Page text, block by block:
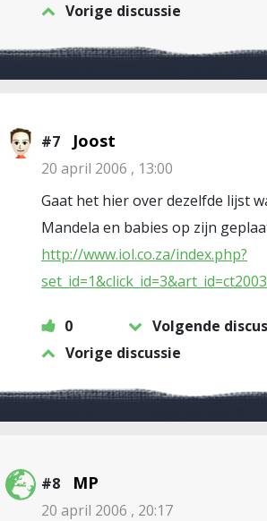
Vorige discussie
#7 Joost
20 april 2006 , 13:00
Gaat het hier over dezelfde lijst
Mandela en babies op zijn
http://www.iol.co.za/index.php?
0
Volgende
Vorige discussie
#8 MP
20 april 2006 , 20:17